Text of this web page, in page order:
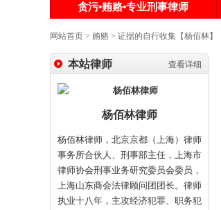
贪污•贿赂•专业刑事律师
网站首页 > 贿赂 > 证据的自行收集【杨佰林】
查看详细
本站律师
杨佰林律师
杨佰林律师，北京京都（上海）律师
事务所合伙人、刑事部主任，上海市
律师协会刑事业务研究委员会委员，
上海山东商会法律顾问团团长。律师
执业十八年，主攻经济犯罪、职务犯